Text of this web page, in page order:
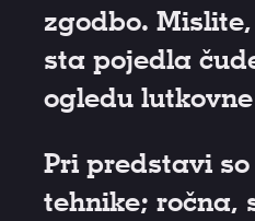
zgodbo.
sta pojedla
ogledu
Pri predstavi
tehnike; ročna,